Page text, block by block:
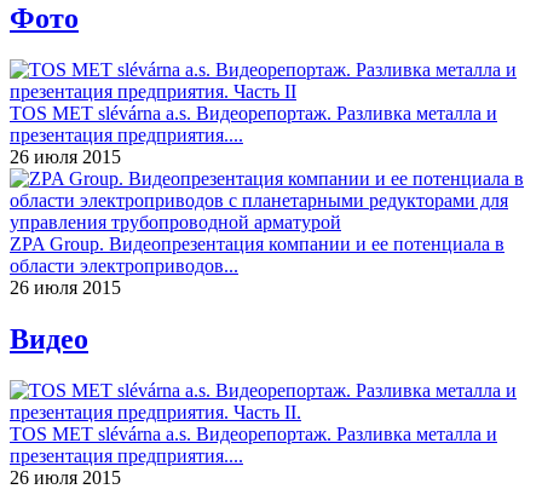
Фото
TOS MET slévárna a.s. Видеорепортаж. Разливка металла и
презентация предприятия....
26 июля 2015
ZPA Group. Видеопрезентация компании и ее потенциала в
области электроприводов...
26 июля 2015
Видео
TOS MET slévárna a.s. Видеорепортаж. Разливка металла и
презентация предприятия....
26 июля 2015